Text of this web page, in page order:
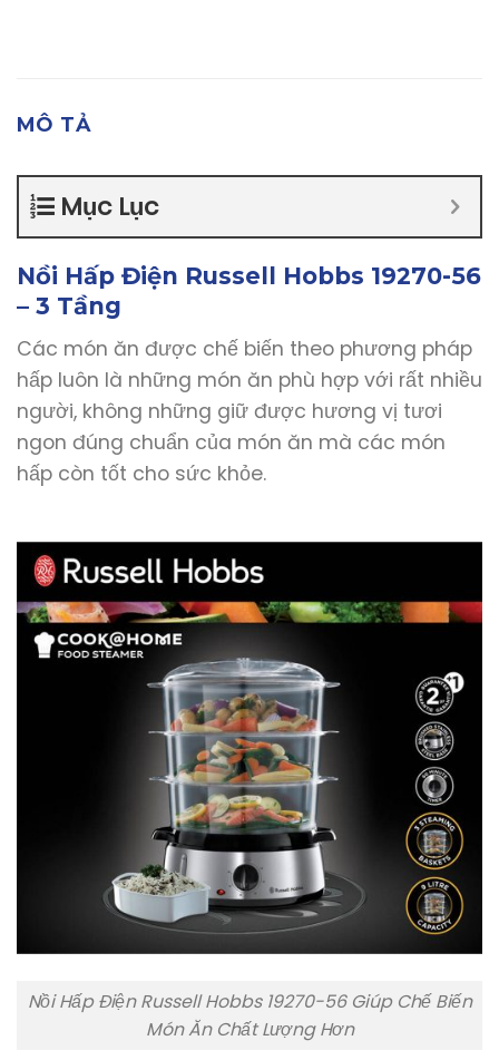
MÔ TẢ
Mục Lục
Nồi Hấp Điện Russell Hobbs 19270-56
– 3 Tầng
Các món ăn được chế biến theo phương pháp
hấp luôn là những món ăn phù hợp với rất nhiều
người, không những giữ được hương vị tươi
ngon đúng chuẩn của món ăn mà các món
hấp còn tốt cho sức khỏe.
Nồi Hấp Điện Russell Hobbs 19270-56 Giúp Chế Biến
Món Ăn Chất Lượng Hơn